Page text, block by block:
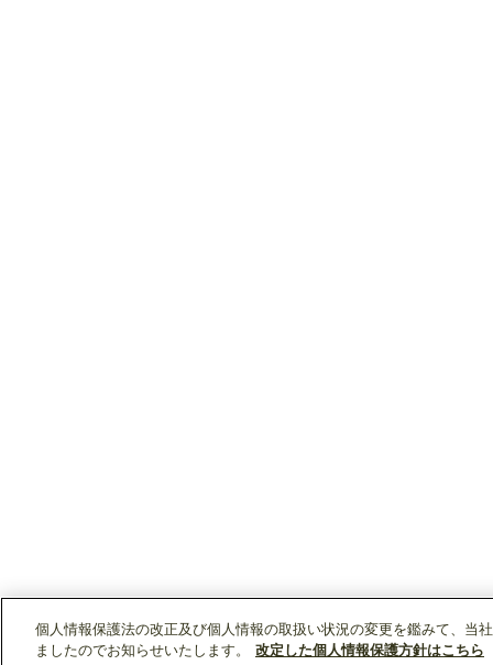
個人情報保護法の改正及び個人情報の取扱い状況の変更を鑑みて、当
ましたのでお知らせいたします。
改定した個人情報保護方針はこちら